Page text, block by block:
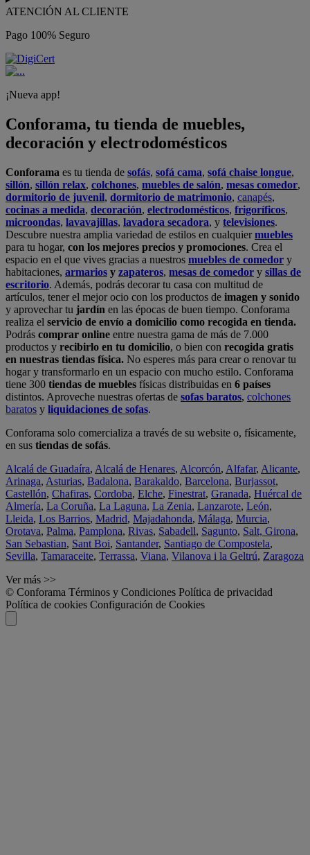
ATENCIÓN AL CLIENTE
Pago 100% Seguro
¡Nueva app!
Conforama, tu tienda de muebles,
decoración y electrodomésticos
Conforama es tu tienda de sofás, sofá cama, sofá chaise longue,
sillón, sillón relax, colchones, muebles de salón, mesas comedor,
dormitorio de juvenil, dormitorio de matrimonio, canapés,
cocinas a medida, decoración, electrodomésticos, frigoríficos,
microondas, lavavajillas, lavadora secadora, y televisiones.
Descubre nuestra amplia variedad de estilos en cualquiermuebles
para tu hogar, con los mejores precios y promociones. Crea el
espacio en el que vives gracias a nuestros muebles de comedor y
habitaciones, armarios y zapateros, mesas de comedor y sillas de
escritorio. Además, podrás decorar tu casa con multitud de
artículos, tener el mejor ocio con los productos de imagen y sonido
y aprovechar tu jardín en las épocas de buen tiempo. Conforama
realiza el servicio de envío a domicilio como recogida en tienda.
Podrás comprar online entre nuestra gama de más de 7.000
productos y recibirlo en tu domicilio, o bien con recogida gratis
en nuestras tiendas física. No esperes más para crear o renovar tu
hogar y transformarlo en un espacio con mucho estilo. Conforama
tiene 300 tiendas de muebles físicas distribuidas en 6 países
distintos. Aproveche nuestras ofertas de sofas baratos, colchones
baratos y liquidaciones de sofas.
Conforama solo comercializa a través de su website o, físicamente,
en sus tiendas de sofás.
Alcalá de Guadaíra, Alcalá de Henares, Alcorcón, Alfafar, Alicante,
Arinaga, Asturias, Badalona, Barakaldo, Barcelona, Burjassot,
Castellón, Chafiras, Cordoba, Elche, Finestrat, Granada, Huércal de
Almería, La Coruña, La Laguna, La Zenia, Lanzarote, León,
Lleida, Los Barrios, Madrid, Majadahonda, Málaga, Murcia,
Orotava, Palma, Pamplona, Rivas, Sabadell, Sagunto, Salt, Girona,
San Sebastian, Sant Boi, Santander, Santiago de Compostela,
Sevilla, Tamaraceite, Terrassa, Viana, Vilanova i la Geltrú, Zaragoza
Ver más >>
© Conforama Términos y Condiciones Política de privacidad
Política de cookies Configuración de Cookies